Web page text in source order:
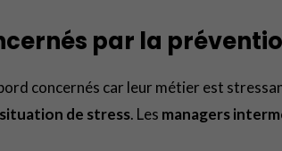
par la
concernés car leur métier est
situation de stress. Les managers